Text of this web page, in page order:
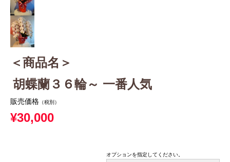
＜商品名＞
胡蝶蘭３６輪～ 一番人気
販売価格 （税別）
¥30,000
オプションを指定してください。